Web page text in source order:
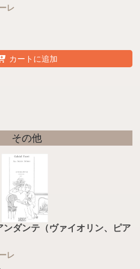
レ
カートに追加
その他
ンダンテ（ヴァイオリン、ピア
レ